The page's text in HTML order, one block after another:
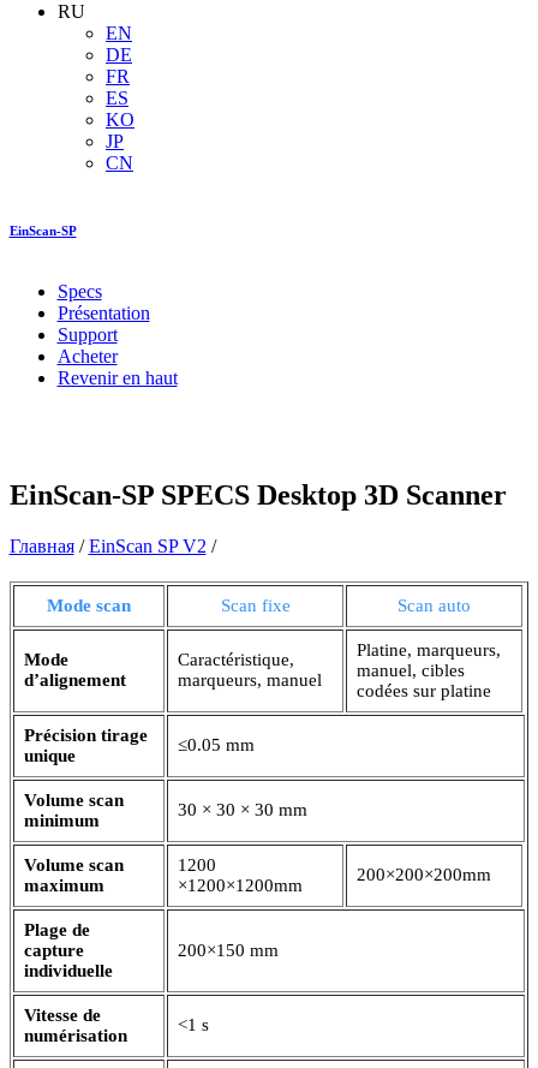
RU
EN
DE
FR
ES
KO
JP
CN
EinScan-SP
Specs
Présentation
Support
Acheter
Revenir en haut
EinScan-SP SPECS Desktop 3D Scanner
Главная/EinScan SP V2 /
Mode scan Scan fixe Scan auto
Mode
d’alignement
Caractéristique,
marqueurs, manuel
Platine, marqueurs,
manuel, cibles
codées sur platine
Précision tirage
unique
≤0.05 mm
Volume scan
minimum
30 × 30 × 30 mm
Volume scan
maximum
1200
×1200×1200mm
200×200×200mm
Plage de
capture
individuelle
200×150 mm
Vitesse de
numérisation
<1 s